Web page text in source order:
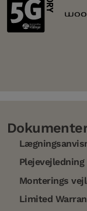
Plejevejledning
Monterings
Limited